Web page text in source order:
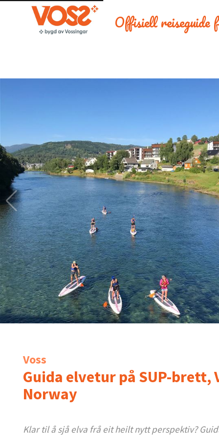
Offisiell reiseguide
Voss
Guida elvetur på SUP-brett,
Norway
Klar til å sjå elva frå eit heilt nytt perspektiv?